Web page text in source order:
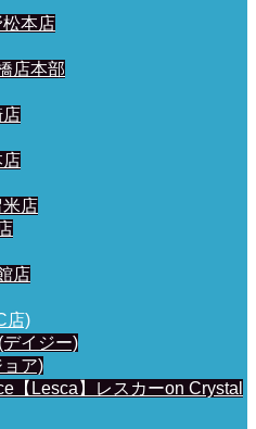
本店
店本部
店
店
店
店
店)
イジー)
ア)
【Lesca】レスカーon Crystal